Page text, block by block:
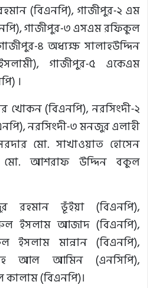
(বিএনপি), গাজীপুর-২ এম
গাজীপুর-৩ এসএম রফিকুল
৪ অধ্যক্ষ সালাহউদ্দিন
গাজীপুর-৫ একেএম
।
খোকন (বিএনপি), নরসিংদী-২
নরসিংদী-৩ মনজুর এলাহী
মো. সাখাওয়াত হোসেন
মো. আশরাফ উদ্দিন বকুল
রহমান ভূঁইয়া (বিএনপি),
ইসলাম আজাদ (বিএনপি),
ইসলাম মান্নান (বিএনপি),
আল আমিন (এনসিপি),
কালাম (বিএনপি)।